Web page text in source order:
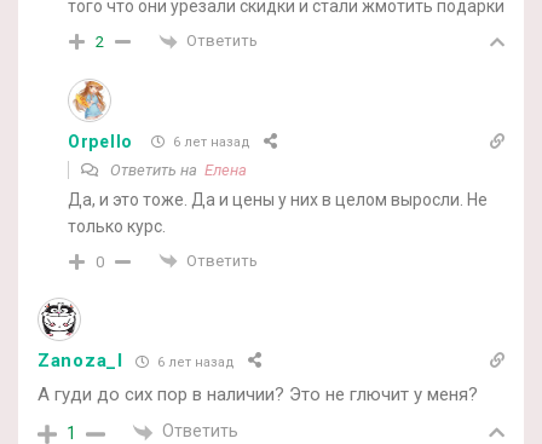
того что они урезали скидки и стали жмотить подарки
2 Ответить
Orpello 6 лет назад
Ответить на Елена
Да, и это тоже. Да и цены у них в целом выросли. Не
только курс.
0 Ответить
Zanoza_l 6 лет назад
А гуди до сих пор в наличии? Это не глючит у меня?
1 Ответить